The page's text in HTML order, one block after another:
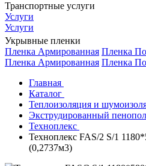
Транспортные услуги
Услуги
Услуги
Укрывные пленки
Пленка Армированная Пленка
Пленка Армированная Пленка
Главная
Каталог
Теплоизоляция и
Экструдированный
Техноплекс
Техноплекс FAS/2 S/1
(0,2737м3)